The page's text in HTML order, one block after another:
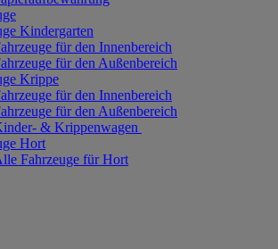
Kindergarten
für den Innenbereich
für den Außenbereich
Krippe
für den Innenbereich
für den Außenbereich
& Krippenwagen
Hort
Fahrzeuge für Hort